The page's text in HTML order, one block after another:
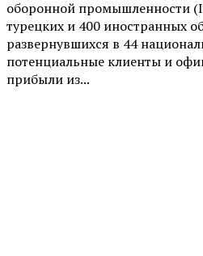
оборонной промышленности
турецких и 400 иностранных
развернувшихся в 44
потенциальные клиенты и
прибыли из...